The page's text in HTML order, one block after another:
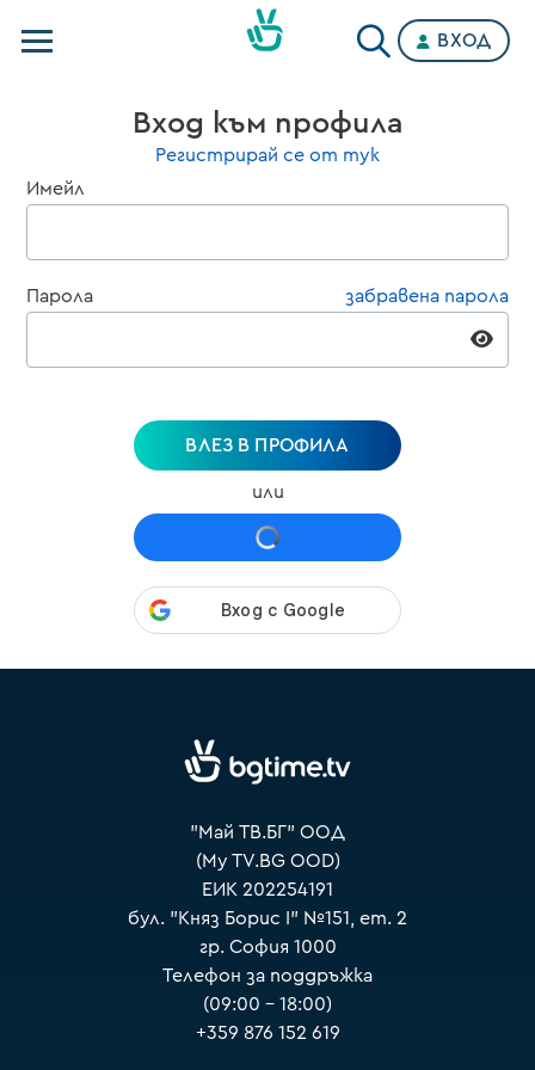
Категории
ВХОД
Вход към профила
Регистрирай се от тук
Имейл
Парола забравена парола
ВЛЕЗ В ПРОФИЛА
или
"Май ТВ.БГ" ООД
(My TV.BG OOD)
ЕИК 202254191
бул. "Княз Борис I" №151, ет. 2
гр. София 1000
Телефон за поддръжка
(09:00 – 18:00)
+359 876 152 619